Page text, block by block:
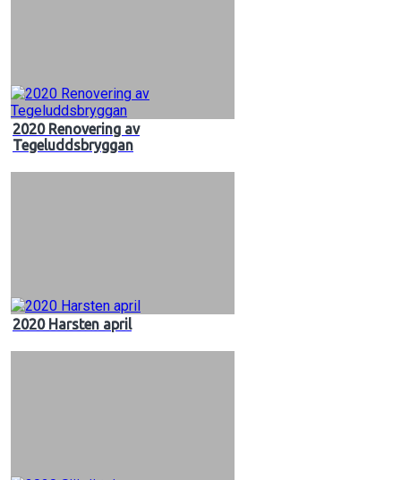
2020 Renovering av
Tegeluddsbryggan
2020 Harsten april